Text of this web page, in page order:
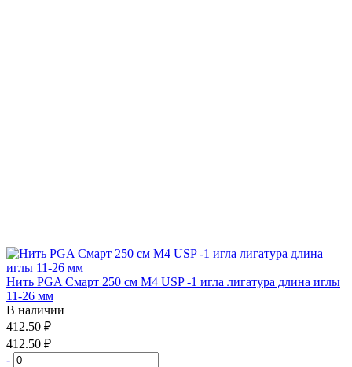
Нить PGA Смарт 250 см М4 USP -1 игла лигатура длина иглы
11-26 мм
В наличии
412.50 ₽
412.50 ₽
-